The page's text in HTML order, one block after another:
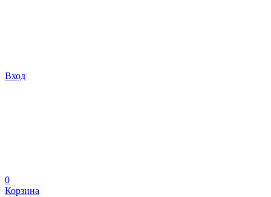
Вход
0
Корзина